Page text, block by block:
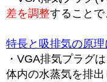
差を調整することで
特長と吸排気の原理
・VGA排気プラグ
体内の水蒸気を排